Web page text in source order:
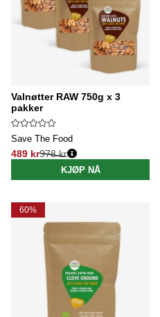
Valnøtter RAW 750g x 3
pakker
Save The Food
489 kr
Vanlig pris:
978 kr
KJØP NÅ
60%